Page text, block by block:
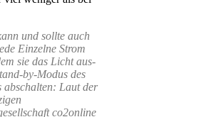
und sollte auch
Einzelne Strom
sie das Licht aus-
by-Modus des
abschalten: Laut der
co2online